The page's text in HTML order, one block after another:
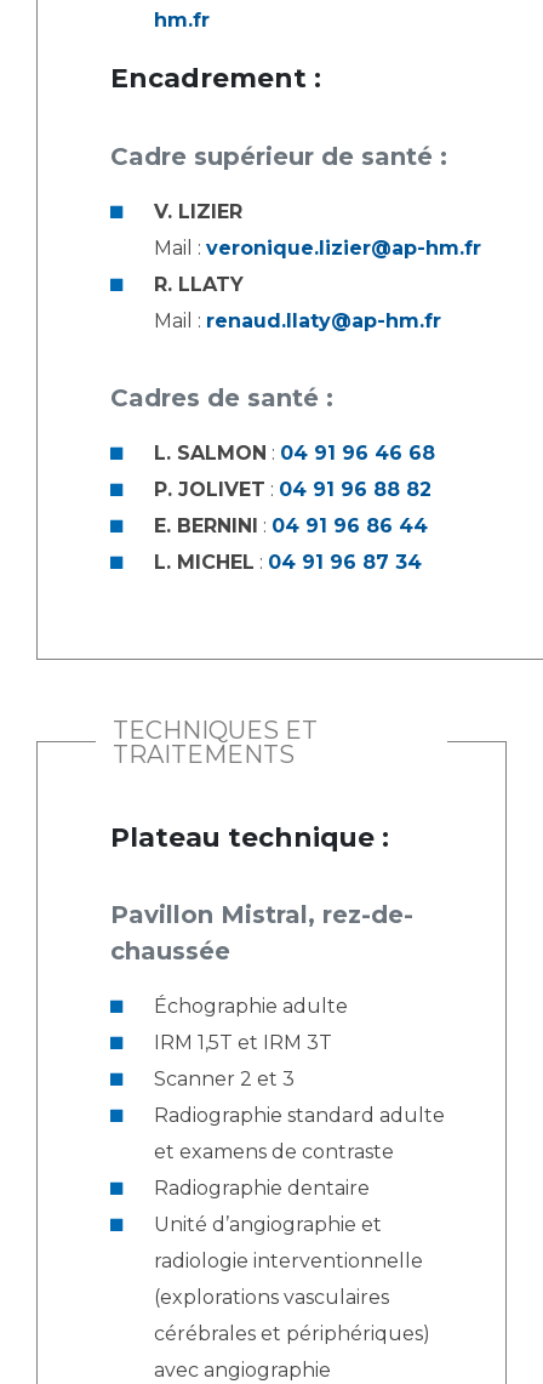
hm.fr
Encadrement :
Cadre supérieur de santé :
V. LIZIER
Mail : veronique.lizier@ap-hm.fr
R. LLATY
Mail : renaud.llaty@ap-hm.fr
Cadres de santé :
L. SALMON : 04 91 96 46 68
P. JOLIVET : 04 91 96 88 82
E. BERNINI : 04 91 96 86 44
L. MICHEL : 04 91 96 87 34
TECHNIQUES ET
TRAITEMENTS
Plateau technique :
Pavillon Mistral, rez-de-
chaussée
Échographie adulte
IRM 1,5T et IRM 3T
Scanner 2 et 3
Radiographie standard adulte
et examens de contraste
Radiographie dentaire
Unité d’angiographie et
radiologie interventionnelle
(explorations vasculaires
cérébrales et périphériques)
avec angiographie